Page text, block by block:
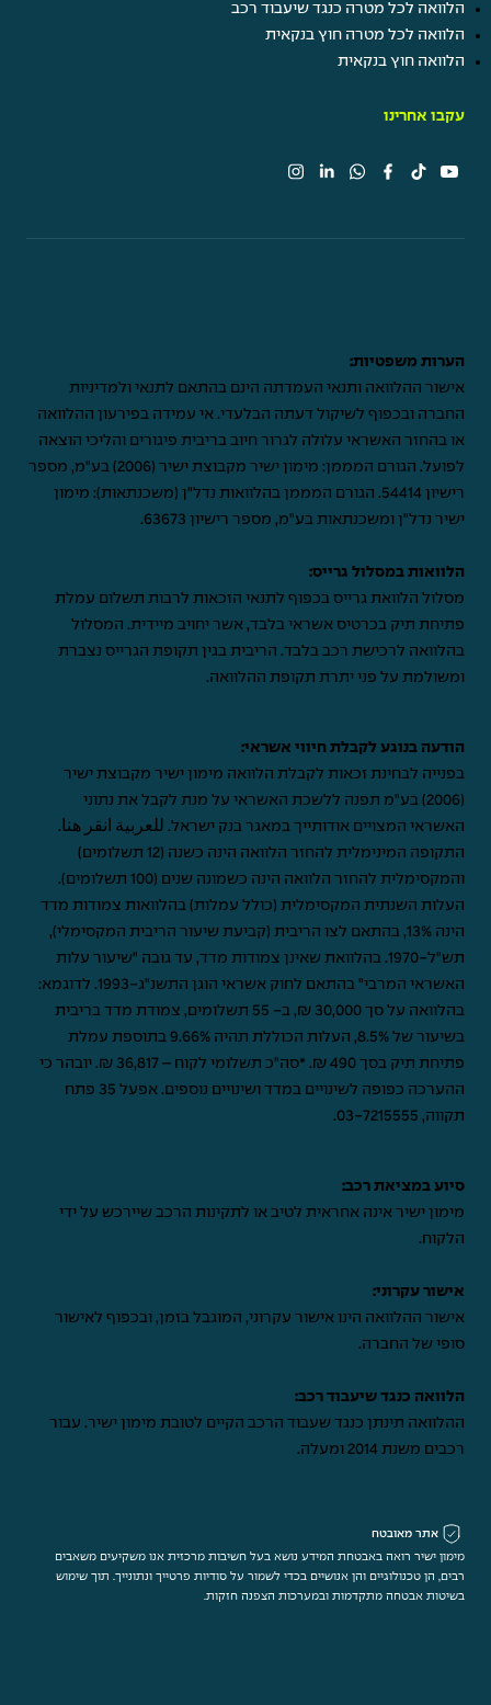
הלוואה לכל מטרה כנגד שיעבוד רכב
הלוואה לכל מטרה חוץ בנקאית
הלוואה חוץ בנקאית
עקבו אחרינו
הערות משפטיות:
אישור ההלוואה ותנאי העמדתה הינם בהתאם לתנאי ולמדיניות
החברה ובכפוף לשיקול דעתה הבלעדי. אי עמידה בפירעון ההלוואה
או בהחזר האשראי עלולה לגרור חיוב בריבית פיגורים והליכי הוצאה
לפועל. הגורם המממן: מימון ישיר מקבוצת ישיר (2006) בע"מ, מספר
רישיון 54414. הגורם המממן בהלוואות נדל"ן (משכנתאות): מימון
ישיר נדל"ן ומשכנתאות בע"מ, מספר רישיון 63673.
הלוואות במסלול גרייס:
מסלול הלוואת גרייס בכפוף לתנאי הזכאות לרבות תשלום עמלת
פתיחת תיק בכרטיס אשראי בלבד, אשר יחויב מיידית. המסלול
בהלוואה לרכישת רכב בלבד. הריבית בגין תקופת הגרייס נצברת
ומשולמת על פני יתרת תקופת ההלוואה.
הודעה בנוגע לקבלת חיווי אשראי:
בפנייה לבחינת זכאות לקבלת הלוואה מימון ישיר מקבוצת ישיר
(2006) בע"מ תפנה ללשכת האשראי על מנת לקבל את נתוני
האשראי המצויים אודותייך במאגר בנק ישראל. للعربية انقر هنا.
התקופה המינימלית להחזר הלוואה הינה כשנה (12 תשלומים)
והמקסימלית להחזר הלוואה הינה כשמונה שנים (100 תשלומים).
העלות השנתית המקסימלית (כולל עמלות) בהלוואות צמודות מדד
הינה 13%, בהתאם לצו הריבית (קביעת שיעור הריבית המקסימלי),
תש"ל-1970. בהלוואת שאינן צמודות מדד, עד גובה "שיעור עלות
האשראי המרבי" בהתאם לחוק אשראי הוגן התשנ"ג-1993. לדוגמא:
בהלוואה על סך 30,000 ₪, ב- 55 תשלומים, צמודת מדד בריבית
בשיעור של 8.5%, העלות הכוללת תהיה 9.66% בתוספת עמלת
פתיחת תיק בסך 490 ₪. *סה"כ תשלומי לקוח – 36,817 ₪. יובהר כי
ההערכה כפופה לשינויים במדד ושינויים נוספים. אפעל 35 פתח
תקווה, 03-7215555
.
סיוע במציאת רכב:
מימון ישיר אינה אחראית לטיב או לתקינות הרכב שיירכש על ידי
הלקוח.
אישור עקרוני:
אישור ההלוואה הינו אישור עקרוני, המוגבל בזמן, ובכפוף לאישור
סופי של החברה.
הלוואה כנגד שיעבוד רכב:
ההלוואה תינתן כנגד שעבוד הרכב הקיים לטובת מימון ישיר. עבור
רכבים משנת 2014 ומעלה.
אתר מאובטח
מימון ישיר רואה באבטחת המידע נושא בעל חשיבות מרכזית אנו משקיעים משאבים
רבים, הן טכנולוגיים והן אנושיים בכדי לשמור על סודיות פרטייך ונתונייך. תוך שימוש
בשיטות אבטחה מתקדמות ובמערכות הצפנה חזקות.